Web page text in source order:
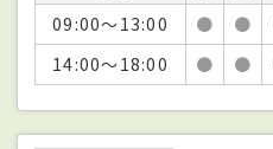
09:00～13:00
● ●
14:00～18:00
● ●